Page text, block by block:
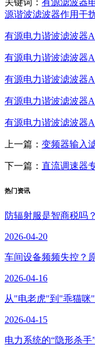
关键词： 有源滤波器
源谐波滤波器作用干
有源电力谐波滤波器
有源电力谐波滤波器
有源电力谐波滤波器
有源电力谐波滤波器
有源电力谐波滤波器
上一篇： 变频器输入
下一篇： 直流调速器
热门资讯
防辐射服是智商税吗
2026-04-20
车间设备频频失控？
2026-04-16
从"电老虎"到"乖猫咪
2026-04-15
电力系统的“隐形杀